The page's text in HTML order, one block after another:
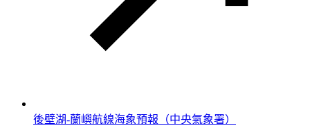
後壁湖-蘭嶼航線海象預報（中央氣象署）